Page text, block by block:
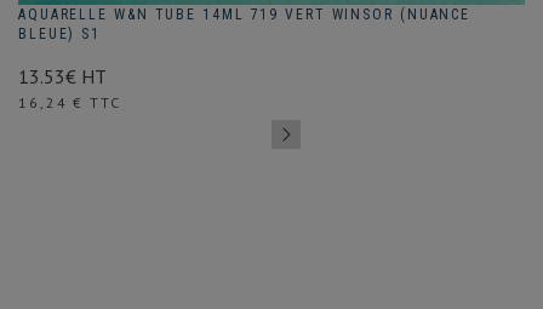
AQUARELLE W&N TUBE 14ML 719 VERT WINSOR (NUANCE
BLEUE) S1
13.53€ HT
Prix
16,24 € TTC